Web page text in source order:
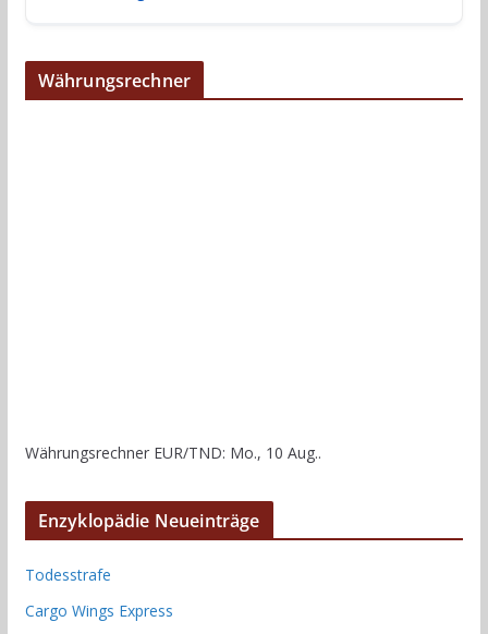
Währungsrechner
Währungsrechner EUR/TND: Mo., 10 Aug..
Enzyklopädie Neueinträge
Todesstrafe
Cargo Wings Express